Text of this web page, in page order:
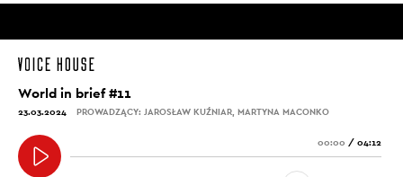
World in brief #11
23.03.2024 PROWADZĄCY: JAROSŁAW KUŹNIAR, MARTYNA MACONKO
00:00 / 04:12